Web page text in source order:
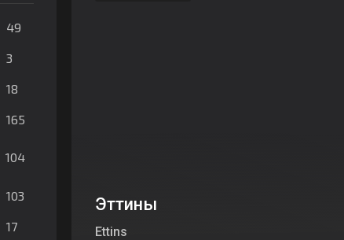
49
3
18
165
104
103
17
Эттины
Ettins